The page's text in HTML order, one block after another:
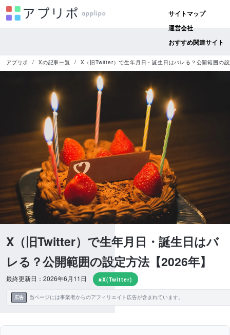
サイトマップ
運営会社
おすすめ関連サイト
アプリポ Xの記事一覧 X（旧Twitter）で生年月日・誕生日はバレる？公開範囲の
X（旧Twitter）で生年月日・誕生日はバ
レる？公開範囲の設定方法【2026年】
最終更新日：2026年6月11日 #X(Twitter)
広告 当ページには事業者からのアフィリエイト広告が含まれています。